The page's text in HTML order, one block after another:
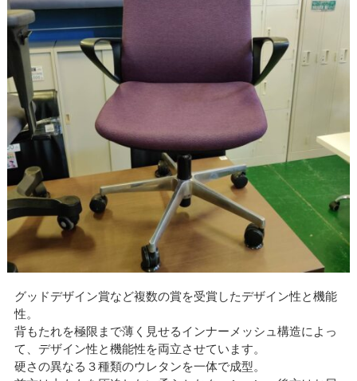
グッドデザイン賞など複数の賞を受賞したデザイン性と機能
性。
背もたれを極限まで薄く見せるインナーメッシュ構造によっ
て、デザイン性と機能性を両立させています。
硬さの異なる３種類のウレタンを一体で成型。